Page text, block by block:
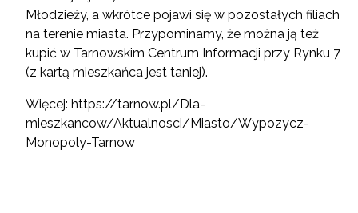
Młodzieży, a wkrótce pojawi się w pozostałych filiach
na terenie miasta. Przypominamy, że można ją też
kupić w Tarnowskim Centrum Informacji przy Rynku 7
(z kartą mieszkańca jest taniej).
Więcej: https://tarnow.pl/Dla-
mieszkancow/Aktualnosci/Miasto/Wypozycz-
Monopoly-Tarnow